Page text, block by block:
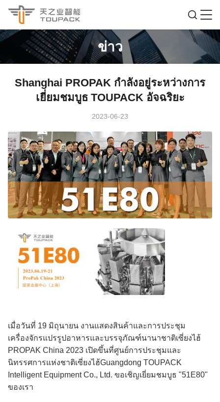
ข่าว
Shanghai PROPAK กำลังอยู่ระหว่างการ
เยี่ยมชมบูธ TOUPACK อัจฉริยะ
2023-06-23
เมื่อวันที่ 19 มิถุนายน งานแสดงสินค้าและการประชุม
เครื่องจักรแปรรูปอาหารและบรรจุภัณฑ์นานาชาติเซี่ยงไฮ้
PROPAK China 2023 เปิดขึ้นที่ศูนย์การประชุมและ
นิทรรศการแห่งชาติเซี่ยงไฮ้Guangdong TOUPACK
Intelligent Equipment Co., Ltd. ขอเชิญเยี่ยมชมบูธ "51E80"
ของเรา